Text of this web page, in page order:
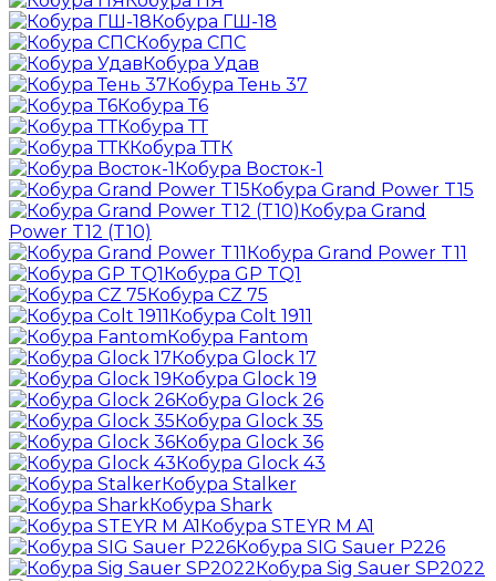
Кобура ГШ-18
Кобура СПС
Кобура Удав
Кобура Тень 37
Кобура Т6
Кобура ТТ
Кобура ТТК
Кобура Восток-1
Кобура Grand Power T15
Кобура Grand
Power T12 (T10)
Кобура Grand Power T11
Кобура GP TQ1
Кобура CZ 75
Кобура Colt 1911
Кобура Fantom
Кобура Glock 17
Кобура Glock 19
Кобура Glock 26
Кобура Glock 35
Кобура Glock 36
Кобура Glock 43
Кобура Stalker
Кобура Shark
Кобура STEYR M A1
Кобура SIG Sauer P226
Кобура Sig Sauer SP2022